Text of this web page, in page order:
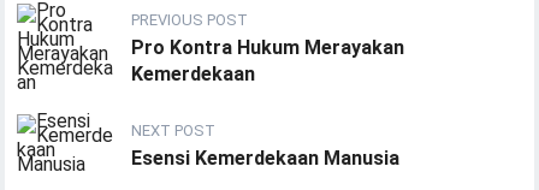
PREVIOUS POST
Pro Kontra Hukum Merayakan
Kemerdekaan
NEXT POST
Esensi Kemerdekaan Manusia